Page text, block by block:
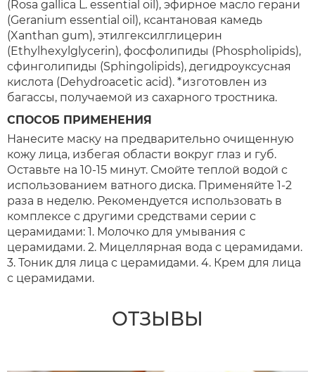
(Rosa gallica L. essential oil), эфирное масло герани
(Geranium essential oil), ксантановая камедь
(Xanthan gum), этилгексилглицерин
(Ethylhexylglycerin), фосфолипиды (Phospholipids),
сфинголипиды (Sphingolipids), дегидроуксусная
кислота (Dehydroacetic acid). *изготовлен из
багассы, получаемой из сахарного тростника.
СПОСОБ ПРИМЕНЕНИЯ
Нанесите маску на предварительно очищенную
кожу лица, избегая области вокруг глаз и губ.
Оставьте на 10-15 минут. Смойте теплой водой с
использованием ватного диска. Применяйте 1-2
раза в неделю. Рекомендуется использовать в
комплексе с другими средствами серии с
церамидами: 1. Молочко для умывания с
церамидами. 2. Мицеллярная вода с церамидами.
3. Тоник для лица с церамидами. 4. Крем для лица
с церамидами.
ОТЗЫВЫ